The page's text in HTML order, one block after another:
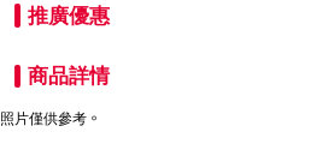
推廣優惠
商品詳情
照片僅供參考。